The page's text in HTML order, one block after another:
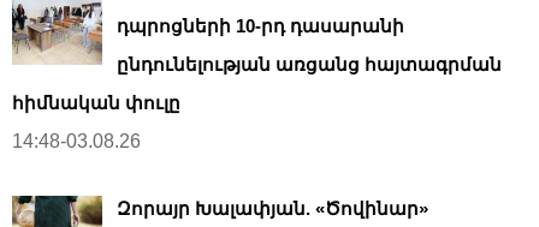
դպրոցների 10-րդ դասարանի
ընդունելության առցանց հայտագրման
հիմնական փուլը
14:48-03.08.26
Զորայր Խալափյան. «Ծովինար»